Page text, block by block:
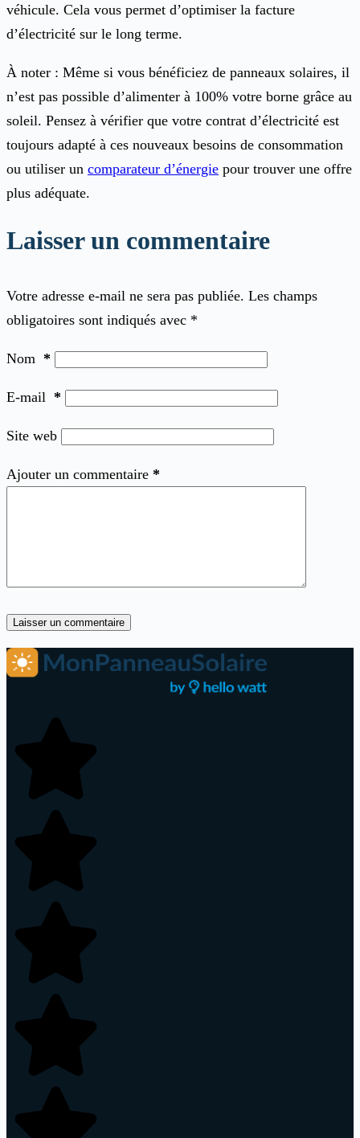
véhicule. Cela vous permet d’optimiser la facture
d’électricité sur le long terme.
À noter : Même si vous bénéficiez de panneaux solaires, il
n’est pas possible d’alimenter à 100% votre borne grâce au
soleil. Pensez à vérifier que votre contrat d’électricité est
toujours adapté à ces nouveaux besoins de consommation
ou utiliser un comparateur d’énergie pour trouver une offre
plus adéquate.
Laisser un commentaire
Votre adresse e-mail ne sera pas publiée. Les champs
obligatoires sont indiqués avec *
Nom *
E-mail *
Site web
Ajouter un commentaire *
Laisser un commentaire